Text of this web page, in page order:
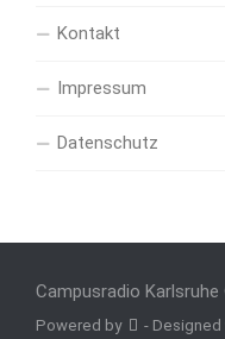
Kontakt
Impressum
Datenschutz
Campusradio
Powered by -